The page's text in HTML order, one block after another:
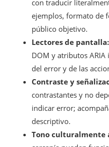
con traducir
ejemplos, formato de
público objetivo.
Lectores de pantalla:
DOM y atributos
del error y de las
Contraste y
contrastantes y no
indicar error;
descriptivo.
Tono culturalmente